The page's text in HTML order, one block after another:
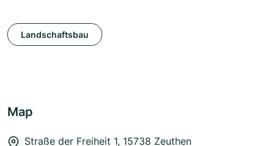
Landschaftsbau
Map
Straße der Freiheit 1, 15738 Zeuthen